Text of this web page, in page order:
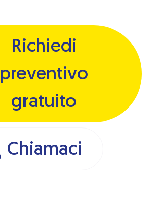
Richiedi
preventivo
gratuito
Chiamaci